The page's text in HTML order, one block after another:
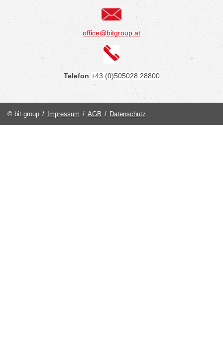
office@bitgroup.at
Telefon +43 (0)505028 28800
© bit group / Impressum / AGB / Datenschutz